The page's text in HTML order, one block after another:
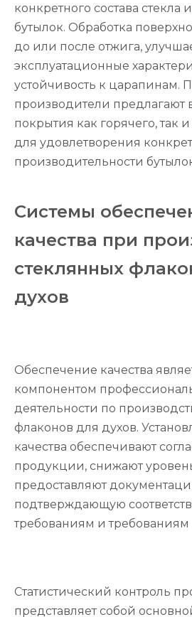
конкретного состава стекла
бутылок. Обработка
до или после отжига,
эксплуатационные
устойчивость к царапинам.
производители предлагают
покрытия как горячего, так
для удовлетворения
производительности
Системы
качества при
стеклянных
духов
Обеспечение качества
компонентом
деятельности по
флаконов для духов.
качества обеспечивают
продукции, снижают
предоставляют
подтверждающую
требованиям и требованиям
Статистический контроль
представляет собой